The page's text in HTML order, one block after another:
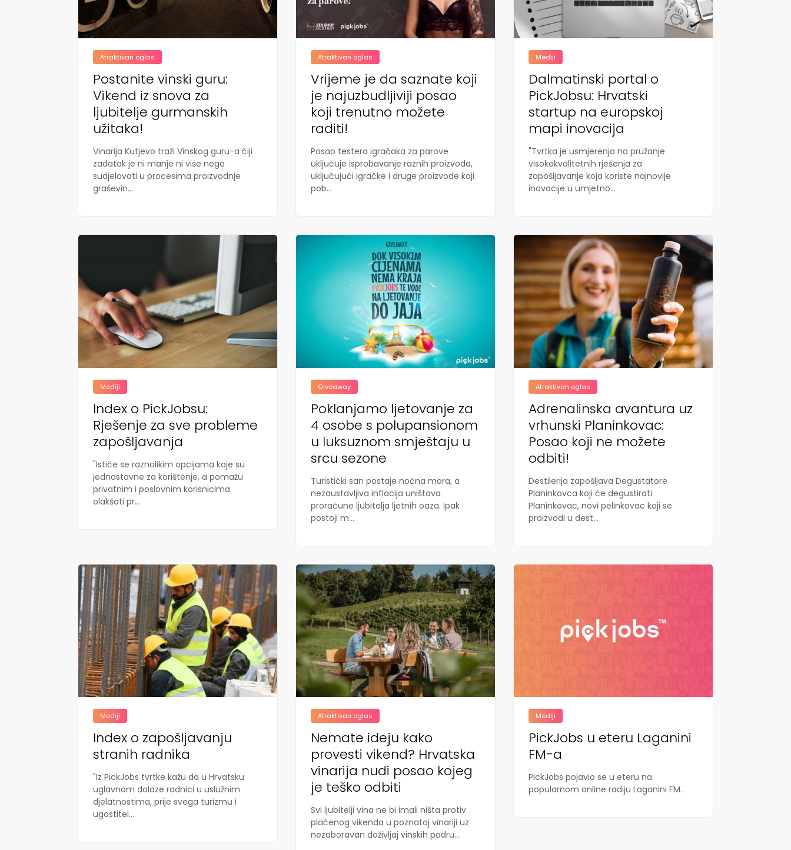
Atraktivan oglas
Postanite vinski guru:
Vikend iz snova za
ljubitelje gurmanskih
užitaka!
Vinarija Kutjevo traži Vinskog guru-a čiji
zadatak je ni manje ni više nego
sudjelovati u procesima proizvodnje
graševin...
Atraktivan oglas
Vrijeme je da saznate koji
je najuzbudljiviji posao
koji trenutno možete
raditi!
Posao testera igračaka za parove
uključuje isprobavanje raznih proizvoda,
uključujući igračke i druge proizvode koji
pob...
Mediji
Dalmatinski portal o
PickJobsu: Hrvatski
startup na europskoj
mapi inovacija
"Tvrtka je usmjerenja na pružanje
visokokvalitetnih rješenja za
zapošljavanje koja koriste najnovije
inovacije u umjetno...
Mediji
Index o PickJobsu:
Rješenje za sve probleme
zapošljavanja
"Ističe se raznolikim opcijama koje su
jednostavne za korištenje, a pomažu
privatnim i poslovnim korisnicima
olakšati pr...
Giveaway
Poklanjamo ljetovanje za
4 osobe s polupansionom
u luksuznom smještaju u
srcu sezone
Turistički san postaje noćna mora, a
nezaustavljiva inflacija uništava
proračune ljubitelja ljetnih oaza. Ipak
postoji m...
Atraktivan oglas
Adrenalinska avantura uz
vrhunski Planinkovac:
Posao koji ne možete
odbiti!
Destilerija zapošljava Degustatore
Planinkovca koji će degustirati
Planinkovac, novi pelinkovac koji se
proizvodi u dest...
Mediji
Index o zapošljavanju
stranih radnika
"Iz PickJobs tvrtke kažu da u Hrvatsku
uglavnom dolaze radnici u uslužnim
djelatnostima, prije svega turizmu i
ugostitel...
Atraktivan oglas
Nemate ideju kako
provesti vikend? Hrvatska
vinarija nudi posao kojeg
je teško odbiti
Svi ljubitelji vina ne bi imali ništa protiv
plaćenog vikenda u poznatoj vinariji uz
nezaboravan doživljaj vinskih podru...
Mediji
PickJobs u eteru Laganini
FM-a
PickJobs pojavio se u eteru na
popularnom online radiju Laganini FM.